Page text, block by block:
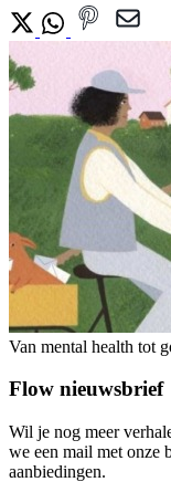
Van mental health tot
Flow nieuwsbrief
Wil je nog meer
we een mail met onze
aanbiedingen.